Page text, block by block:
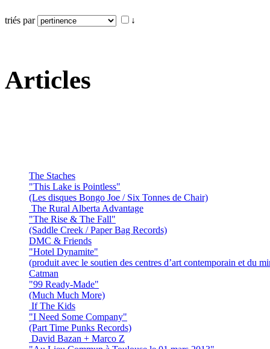
triés par ↓
Articles
The Staches
"This Lake is Pointless"
(Les disques Bongo Joe / Six Tonnes de Chair)
The Rural Alberta Advantage
"The Rise & The Fall"
(Saddle Creek / Paper Bag Records)
DMC & Friends
"Hotel Dynamite"
(produit avec le soutien des centres d’art contemporain et du
Catman
"99 Ready-Made"
(Much Much More)
If The Kids
"I Need Some Company"
(Part Time Punks Records)
David Bazan + Marco Z